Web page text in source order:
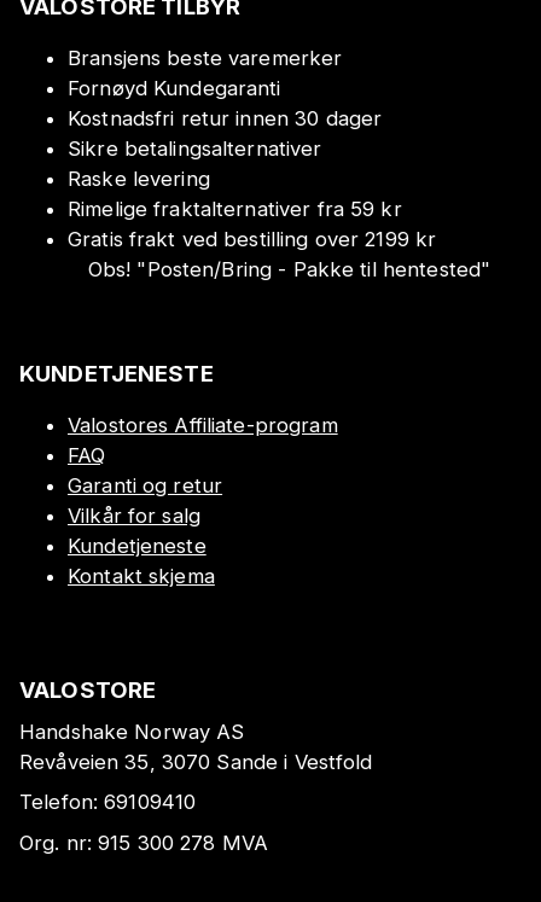
VALOSTORE TILBYR
Bransjens beste varemerker
Fornøyd Kundegaranti
Kostnadsfri retur innen 30 dager
Sikre betalingsalternativer
Raske levering
Rimelige fraktalternativer fra 59 kr
Gratis frakt ved bestilling over 2199 kr
Obs! "Posten/Bring - Pakke til hentested"
KUNDETJENESTE
Valostores Affiliate-program
FAQ
Garanti og retur
Vilkår for salg
Kundetjeneste
Kontakt skjema
VALOSTORE
Handshake Norway AS
Revåveien 35, 3070 Sande i Vestfold
Telefon:69109410
Org. nr:915 300 278 MVA